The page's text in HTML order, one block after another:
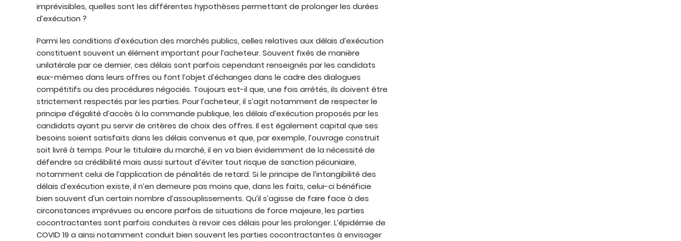
imprévisibles, quelles sont les différentes hypothèses permettant de prolonger les durées
d’exécution ?
Parmi les conditions d’exécution des marchés publics, celles relatives aux délais d’exécution
constituent souvent un élément important pour l’acheteur. Souvent fixés de manière
unilatérale par ce dernier, ces délais sont parfois cependant renseignés par les candidats
eux-mêmes dans leurs offres ou font l’objet d’échanges dans le cadre des dialogues
compétitifs ou des procédures négociés. Toujours est-il que, une fois arrêtés, ils doivent être
strictement respectés par les parties. Pour l’acheteur, il s’agit notamment de respecter le
principe d’égalité d’accès à la commande publique, les délais d’exécution proposés par les
candidats ayant pu servir de critères de choix des offres. Il est également capital que ses
besoins soient satisfaits dans les délais convenus et que, par exemple, l’ouvrage construit
soit livré à temps. Pour le titulaire du marché, il en va bien évidemment de la nécessité de
défendre sa crédibilité mais aussi surtout d’éviter tout risque de sanction pécuniaire,
notamment celui de l’application de pénalités de retard. Si le principe de l’intangibilité des
délais d’exécution existe, il n’en demeure pas moins que, dans les faits, celui-ci bénéficie
bien souvent d’un certain nombre d’assouplissements. Qu’il s’agisse de faire face à des
circonstances imprévues ou encore parfois de situations de force majeure, les parties
cocontractantes sont parfois conduites à revoir ces délais pour les prolonger. L’épidémie de
COVID 19 a ainsi notamment conduit bien souvent les parties cocontractantes à envisager